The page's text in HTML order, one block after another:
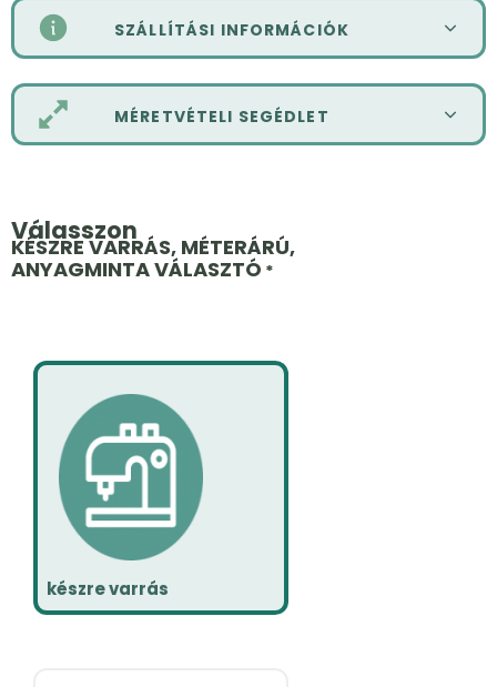
SZÁLLÍTÁSI INFORMÁCIÓK
MÉRETVÉTELI SEGÉDLET
Válasszon
KÉSZRE VARRÁS, MÉTERÁRÚ,
ANYAGMINTA VÁLASZTÓ *
készre varrás